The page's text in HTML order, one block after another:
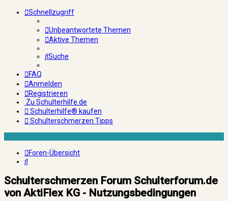
Schnellzugriff
Unbeantwortete Themen
Aktive Themen
Suche
FAQ
Anmelden
Registrieren
Zu Schulterhilfe.de
Schulterhilfe® kaufen
Schulterschmerzen Tipps
Foren-Übersicht
Suche
Schulterschmerzen Forum Schulterforum.de
von AktiFlex KG - Nutzungsbedingungen